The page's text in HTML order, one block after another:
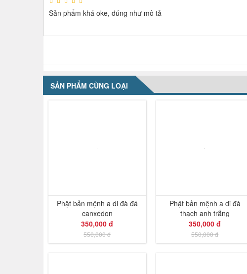
Sản phẩm khá oke, đúng như mô tả
SẢN PHẨM CÙNG LOẠI
Phật bản mệnh a di đà đá
canxedon
350,000 đ
550,000 đ
Phật bản mệnh a di đà
thạch anh trắng
350,000 đ
550,000 đ